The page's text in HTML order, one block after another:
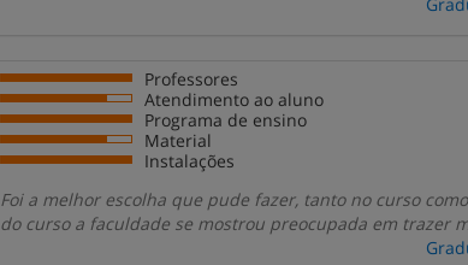
Professores
Atendimento ao aluno
Programa de ensino
Material
Instalações
Foi a melhor escolha que pude fazer, tanto no curso
do curso a faculdade se mostrou preocupada em trazer